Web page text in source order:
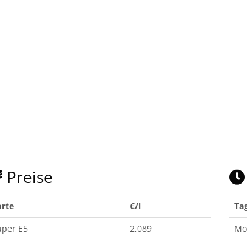
Preise
€/l
E5
2,089